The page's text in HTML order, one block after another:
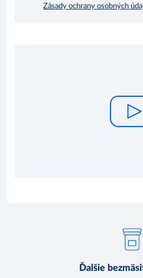
Zásady ochrany osobných
Ďalšie